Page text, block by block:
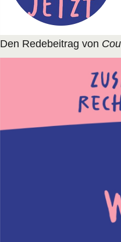
Den Redebeitrag von